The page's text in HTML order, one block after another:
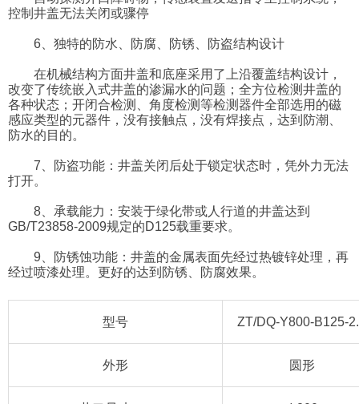
控制井盖无法关闭或骤停
6、独特的防水、防腐、防锈、防盗结构设计
在机械结构方面井盖和底座采用了上沿覆盖结构设计，
改变了传统嵌入式井盖的渗漏水的问题；全方位检测井盖的
各种状态；开闭合检测、角度检测等检测器件全部选用的磁
感应类型的元器件，没有接触点，没有焊接点，达到防潮、
防水的目的。
7、防盗功能：井盖关闭后处于锁定状态时，凭外力无法
打开。
8、承载能力：安装于绿化带或人行道的井盖达到
GB/T23858-2009规定的D125载重要求。
9、防锈蚀功能：井盖的金属表面先经过热镀锌处理，再
经过喷漆处理。更好的达到防锈、防腐效果。
型号 ZT/DQ-Y800-B125-
外形 圆形